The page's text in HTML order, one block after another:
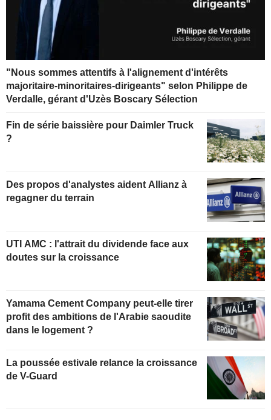
"Nous sommes attentifs à l'alignement d'intérêts
majoritaire-minoritaires-dirigeants" selon Philippe de
Verdalle, gérant d'Uzès Boscary Sélection
Fin de série baissière pour Daimler Truck
?
Des propos d'analystes aident Allianz à
regagner du terrain
UTI AMC : l'attrait du dividende face aux
doutes sur la croissance
Yamama Cement Company peut-elle tirer
profit des ambitions de l'Arabie saoudite
dans le logement ?
La poussée estivale relance la croissance
de V-Guard